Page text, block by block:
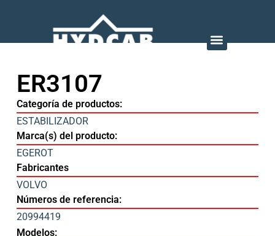
ER3107
Categoría de productos:
ESTABILIZADOR
Marca(s) del producto:
EGEROT
Fabricantes
VOLVO
Números de referencia:
20994419
Modelos: